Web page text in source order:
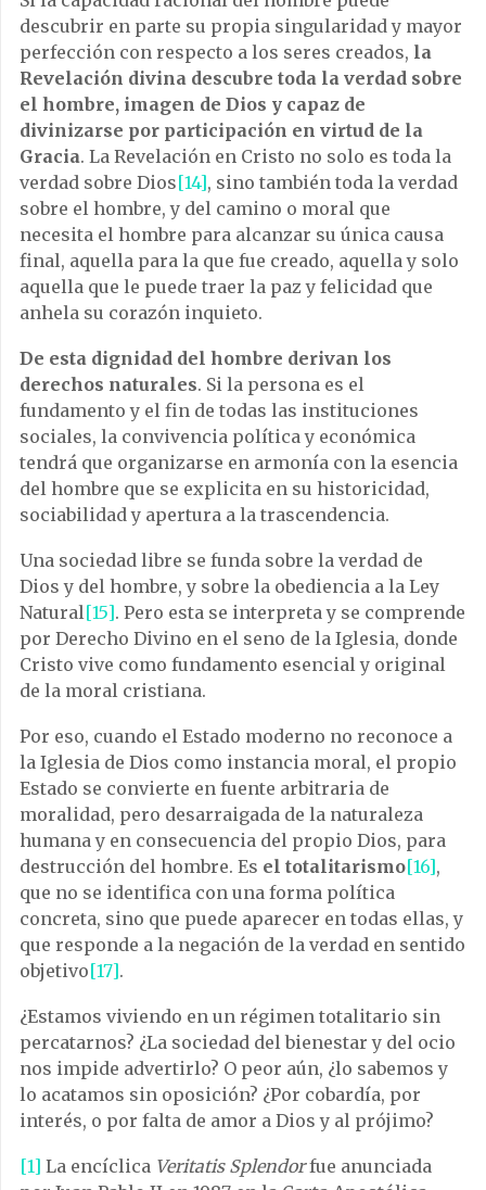
descubrir en parte su propia singularidad y mayor
perfección con respecto a los seres creados, la
Revelación divina descubre toda la verdad sobre
el hombre, imagen de Dios y capaz de
divinizarse por participación en virtud de la
Gracia. La Revelación en Cristo no solo es toda la
verdad sobre Dios[14], sino también toda la verdad
sobre el hombre, y del camino o moral que
necesita el hombre para alcanzar su única causa
final, aquella para la que fue creado, aquella y solo
aquella que le puede traer la paz y felicidad que
anhela su corazón inquieto.
De esta dignidad del hombre derivan los
derechos naturales. Si la persona es el
fundamento y el fin de todas las instituciones
sociales, la convivencia política y económica
tendrá que organizarse en armonía con la esencia
del hombre que se explicita en su historicidad,
sociabilidad y apertura a la trascendencia.
Una sociedad libre se funda sobre la verdad de
Dios y del hombre, y sobre la obediencia a la Ley
Natural[15]. Pero esta se interpreta y se comprende
por Derecho Divino en el seno de la Iglesia, donde
Cristo vive como fundamento esencial y original
de la moral cristiana.
Por eso, cuando el Estado moderno no reconoce a
la Iglesia de Dios como instancia moral, el propio
Estado se convierte en fuente arbitraria de
moralidad, pero desarraigada de la naturaleza
humana y en consecuencia del propio Dios, para
destrucción del hombre. Es el totalitarismo[16],
que no se identifica con una forma política
concreta, sino que puede aparecer en todas ellas, y
que responde a la negación de la verdad en sentido
objetivo[17].
¿Estamos viviendo en un régimen totalitario sin
percatarnos? ¿La sociedad del bienestar y del ocio
nos impide advertirlo? O peor aún, ¿lo sabemos y
lo acatamos sin oposición? ¿Por cobardía, por
interés, o por falta de amor a Dios y al prójimo?
[1] La encíclica Veritatis Splendorfue anunciada